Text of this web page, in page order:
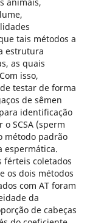
tais métodos a
estrutura
as quais
isso,
testar de forma
de sêmen
identificação
SCSA (sperm
método padrão
espermática.
férteis coletados
os dois métodos
com AT foram
da
de cabeças